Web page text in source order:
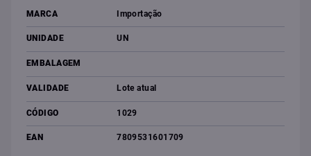
MARCA Importação
UNIDADE UN
EMBALAGEM
VALIDADE Lote atual
CÓDIGO 1029
EAN 7809531601709